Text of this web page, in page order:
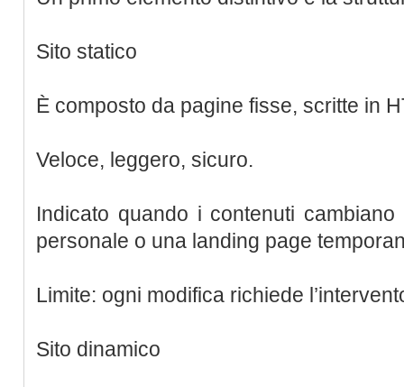
Sito statico
È composto da pagine fisse, scritte in
Veloce, leggero, sicuro.
Indicato quando i contenuti
personale o una landing page
Limite: ogni modifica richiede
Sito dinamico